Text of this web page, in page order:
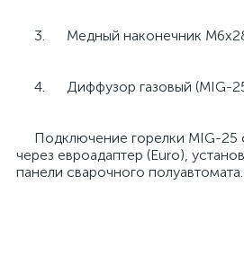
3. Медный наконечник
4. Диффузор газовый (MIG-
Подключение горелки MIG-25
через евроадаптер (Euro),
панели сварочного полуавтомата.